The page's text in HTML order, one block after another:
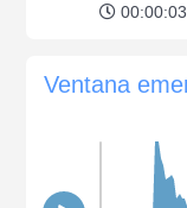
00:00:03
Ventana